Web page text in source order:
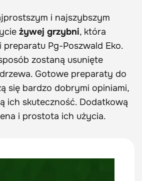
i najszybszym
żywej grzybni, która
preparatu Pg-Poszwald Eko.
zostaną usunięte
Gotowe preparaty do
się bardzo dobrymi opiniami,
ich skuteczność. Dodatkową
i prostota ich użycia.